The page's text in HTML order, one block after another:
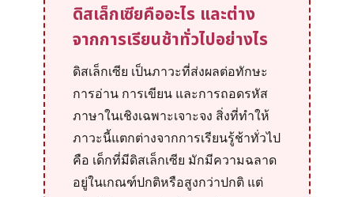
ดิสเล็กเซียคืออะไร และต่าง
จากการเรียนช้าทั่วไปอย่างไร
ดิสเล็กเซีย เป็นภาวะที่ส่งผลต่อทักษะ
การอ่าน การเขียน และการถอดรหัส
ภาษาในเชิงเฉพาะเจาะจง สิ่งที่ทำให้
ภาวะนี้แตกต่างจากการเรียนรู้ช้าทั่วไป
คือ เด็กที่มีดิสเล็กเซีย มักมีความฉลาด
อยู่ในเกณฑ์ปกติหรือสูงกว่าปกติ แต่